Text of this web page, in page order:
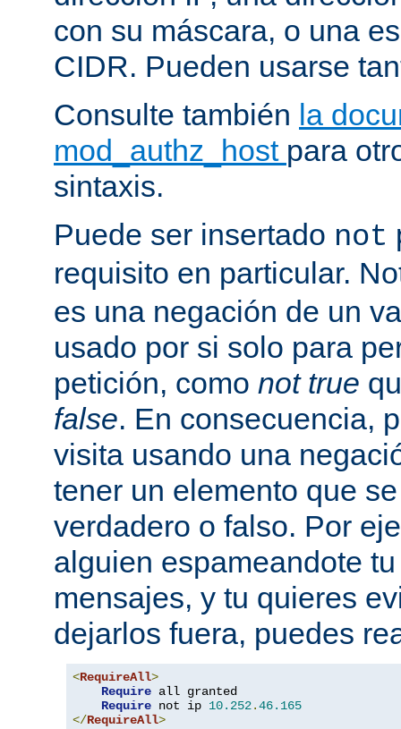
con su máscara, o una
CIDR. Pueden usarse
Consulte también la
mod_authz_host para
sintaxis.
Puede ser insertado not
requisito en particular.
es una negación de un
usado por si solo para
petición, como not true
false. En consecuencia,
visita usando una
tener un elemento que
verdadero o falso. Por
alguien espameandote
mensajes, y tu quieres
dejarlos fuera, puedes
<RequireAll>
Require all granted
Require not ip 10.252.46.165
</RequireAll>